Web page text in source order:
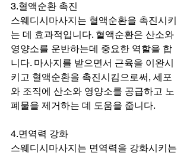
3.혈액순환 촉진
스웨디시마사지는 혈액순환을 촉진시키
는 데 효과적입니다. 혈액순환은 산소와
영양소를 운반하는데 중요한 역할을 합
니다. 마사지를 받으면서 근육을 이완시
키고 혈액순환을 촉진시킴으로써, 세포
와 조직에 산소와 영양소를 공급하고 노
폐물을 제거하는 데 도움을 줍니다.
4.면역력 강화
스웨디시마사지는 면역력을 강화시키는